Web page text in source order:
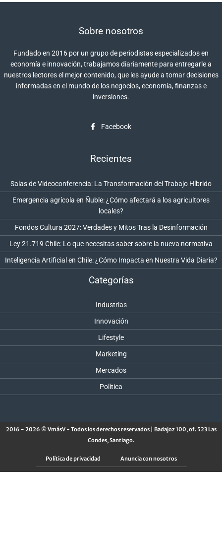
Sobre nosotros
Fundado en 2016 por un grupo de periodistas especializados en
economía e innovación, trabajamos diariamente para entregarle a
nuestros lectores el mejor contenido, que les ayude a tomar decisiones
informadas en el mundo de los negocios, economía, finanzas e
inversiones.
Facebook
Recientes
Salas de Videoconferencia: La Transformación del Trabajo Híbrido
Emergencia agrícola en Ñuble: ¿Cómo afectará a los agricultores
locales?
Fondos Cultura 2027: Verdades y Mitos Tras la Desinformación
Ley 21.719 Chile: Lo que necesitas saber sobre la nueva normativa
Inteligencia Artificial en Chile: ¿Cómo Impacta en Nuestra Vida Diaria?
Categorías
Industrias
Innovación
Lifestyle
Marketing
Mercados
Política
2016 - 2026 © VmásV - Todos los derechos reservados | Badajoz 100, of. 523 Las
Condes, Santiago.
Política de privacidad Anuncia con nosotros